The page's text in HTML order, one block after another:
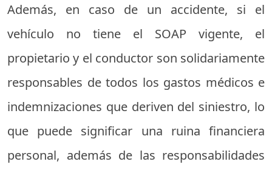
Además, en caso de un accidente, si el
vehículo no tiene el SOAP vigente, el
propietario y el conductor son solidariamente
responsables de todos los gastos médicos e
indemnizaciones que deriven del siniestro, lo
que puede significar una ruina financiera
personal, además de las responsabilidades